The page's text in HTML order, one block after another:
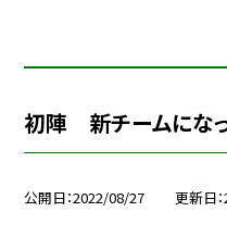
初陣 新チームにな
公開日 2022/08/27 更新日